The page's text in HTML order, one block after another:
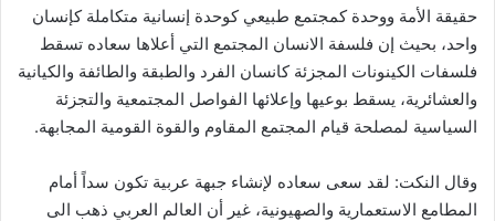
حقيقة الأمة ووحدة كمجتمع طبيعي كوحدة إنسانية متكاملة كإنسان
واحد، بحيث إن فلسفة الانسان المجتمع التي أعلاها سعاده تسقط
فلسفات الكينونات المجزئة كانسان الفرد والطبقة والطائفة والكيانية
والعشائرية، يسقط بوعيها وإعلائها الفواصل المجتمعية والتجزئة
السياسية لمصلحة قيام المجتمع المقاوم والقوة القومية المجابهة.
وقال النكت: لقد سعى سعاده لإنشاء جبهة عربية تكون سداً أمام
المطامع الاستعمارية والصهيونية، غير أن العالم العربي ذهب الى